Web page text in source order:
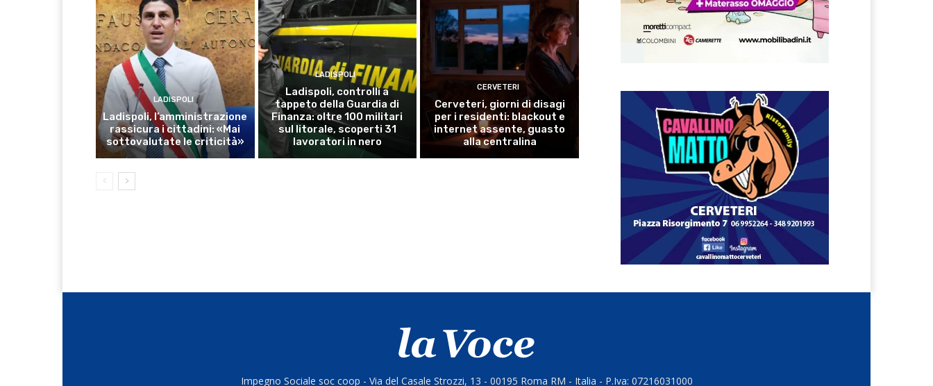
LADISPOLI
Ladispoli, l’amministrazione
rassicura i cittadini: «Mai
sottovalutate le criticità»
LADISPOLI
Ladispoli, controlli a
tappeto della Guardia di
Finanza: oltre 100 militari
sul litorale, scoperti 31
lavoratori in nero
CERVETERI
Cerveteri, giorni di disagi
per i residenti: blackout e
internet assente, guasto
alla centralina
Impegno Sociale soc coop - Via del Casale Strozzi, 13 - 00195 Roma RM - Italia - P.Iva: 07216031000